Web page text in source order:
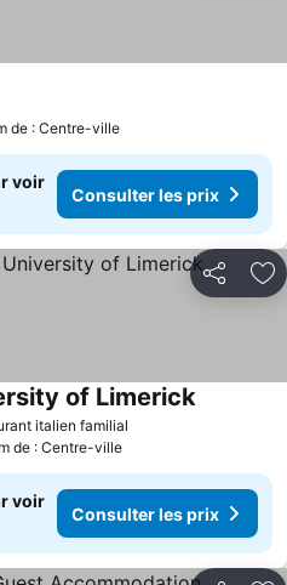
de : Centre-ville
voir
Consulter les prix
Partager
italien familial
of Limerick
de : Centre-ville
voir
Consulter les prix